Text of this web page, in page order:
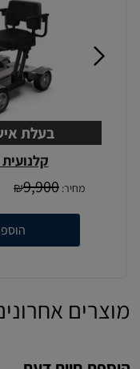
בעלת
מחיר: ₪9,900
מוצרים